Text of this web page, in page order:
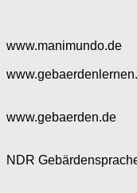
www.manimundo.de
www.gebaerden.de
NDR